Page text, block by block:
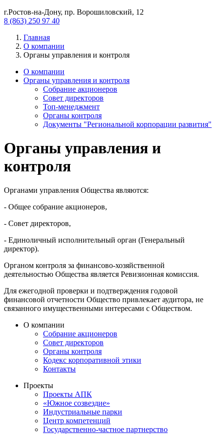
г.Ростов-на-Дону, пр. Ворошиловский, 12
8 (863) 250 97 40
Главная
О компании
Органы управления и контроля
О компании
Органы управления и контроля
Собрание акционеров
Совет директоров
Топ-менеджмент
Органы контроля
Документы "Региональной корпорации развития"
Органы управления и
контроля
Органами управления Общества являются:
- Общее собрание акционеров,
- Совет директоров,
- Единоличный исполнительный орган (Генеральный
директор).
Органом контроля за финансово-хозяйственной
деятельностью Общества является Ревизионная комиссия.
Для ежегодной проверки и подтверждения годовой
финансовой отчетности Общество привлекает аудитора, не
связанного имущественными интересами с Обществом.
О компании
Собрание акционеров
Совет директоров
Органы контроля
Кодекс корпоративной этики
Контакты
Проекты
Проекты АПК
«Южное созвездие»
Индустриальные парки
Центр компетенций
Государственно-частное партнерство